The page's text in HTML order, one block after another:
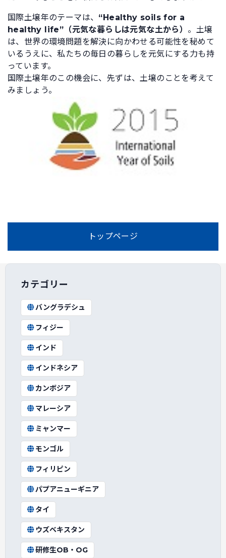
国際土壌年のテーマは、 “Healthy soils for a
healthy life”（元気な暮らしは元気な土から） 。土壌
は、世界の環境問題を解決に向かわせる可能性を秘めて
いるうえに、私たちの毎日の暮らしを元気にする力も持
っています。
国際土壌年のこの機会に、先ずは、土壌のことを考えて
みましょう。
トップページ
カテゴリー
バングラデシュ
フィジー
インド
インドネシア
カンボジア
マレーシア
ミャンマー
モンゴル
フィリピン
パプアニューギニア
タイ
ウズベキスタン
研修生OB・OG